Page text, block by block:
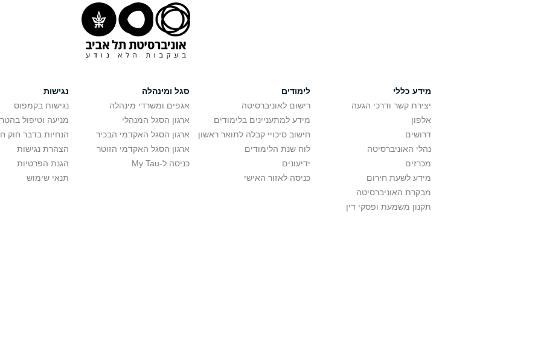
מידע כללי
יצירת קשר ודרכי הגעה
אלפון
דרושים
נהלי האוניברסיטה
מכרזים
מידע לשעת חירום
מבקרת האוניברסיטה
תקנון משמעת ופסקי דין
לימודים
רישום לאוניברסיטה
מידע למתעניינים בלימודים
חישוב סיכויי קבלה לתואר ראשון
לוח שנת הלימודים
ידיעונים
כניסה לאזור האישי
סגל ומינהלה
אגפים ומשרדי מינהלה
ארגון הסגל המנהלי
ארגון הסגל האקדמי הבכיר
ארגון הסגל האקדמי הזוטר
כניסה ל-My Tau
נגישות
נגישות בקמפוס
מניעה וטיפול
הנחיות בדבר חוק
הצהרת נגישות
הגנת הפרטיות
תנאי שימוש